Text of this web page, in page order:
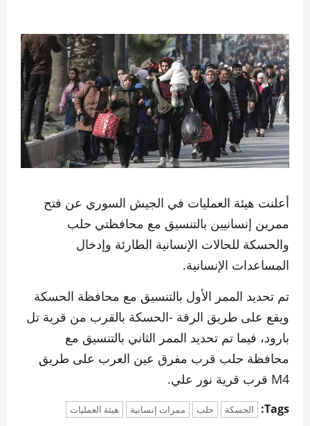
أعلنت هيئة العمليات في الجيش السوري عن فتح
ممرين إنسانيين بالتنسيق مع محافظتي حلب
والحسكة للحالات الإنسانية الطارئة وإدخال
المساعدات الإنسانية.
تم تحديد الممر الأول بالتنسيق مع محافظة الحسكة
ويقع على طريق الرقة -الحسكة بالقرب من قرية تل
بارود، فيما تم تحديد الممر الثاني بالتنسيق مع
محافظة حلب قرب مفرق عين العرب على طريق
M4 قرب قرية نور علي.
Tags: الحسكة حلب ممرات إنسانية هيئة العمليات